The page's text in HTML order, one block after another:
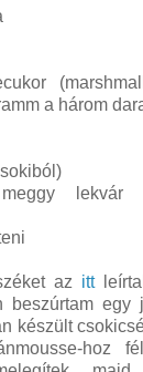
a három
lekvár
az itt
beszúrtam
készült
hoz